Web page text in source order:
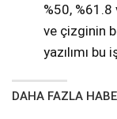
%50,
ve çizginin
yazılımı
DAHA FAZLA